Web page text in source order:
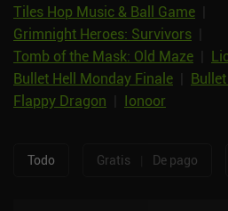
Tiles Hop Music & Ball Game
Grimnight Heroes: Survivors
Tomb of the Mask: Old Maze
Bullet Hell Monday Finale
Flappy Dragon
Ionoor
Todo Gratis De pago